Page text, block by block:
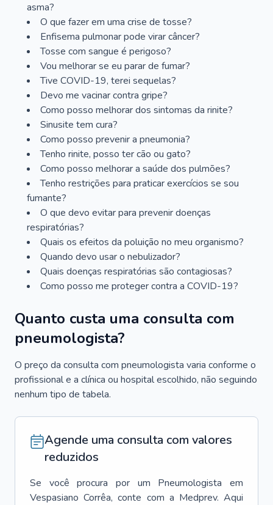
asma?
O que fazer em uma crise de tosse?
Enfisema pulmonar pode virar câncer?
Tosse com sangue é perigoso?
Vou melhorar se eu parar de fumar?
Tive COVID-19, terei sequelas?
Devo me vacinar contra gripe?
Como posso melhorar dos sintomas da rinite?
Sinusite tem cura?
Como posso prevenir a pneumonia?
Tenho rinite, posso ter cão ou gato?
Como posso melhorar a saúde dos pulmões?
Tenho restrições para praticar exercícios se sou
fumante?
O que devo evitar para prevenir doenças
respiratórias?
Quais os efeitos da poluição no meu organismo?
Quando devo usar o nebulizador?
Quais doenças respiratórias são contagiosas?
Como posso me proteger contra a COVID-19?
Quanto custa uma consulta com
pneumologista?
O preço da consulta com pneumologista varia conforme o
profissional e a clínica ou hospital escolhido, não seguindo
nenhum tipo de tabela.
Agende uma consulta com valores
reduzidos
Se você procura por um Pneumologista
em
Vespasiano Corrêa, conte com a Medprev. Aqui